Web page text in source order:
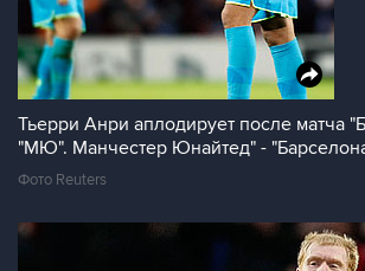
Тьерри Анри аплодирует после матча
"МЮ". Манчестер Юнайтед" -
Фото Reuters